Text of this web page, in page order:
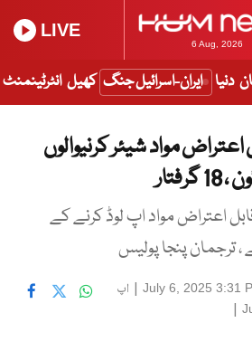
6 Aug, 2026
LIVE
دنیا ایران-اسرائیل جنگ کھیل انٹرٹینمنٹ
مواد شیئر کرنیوالوں
اعتراض مواد اپ لوڈ کرنے کے
July 6, 2025 3:31
| اپ
|